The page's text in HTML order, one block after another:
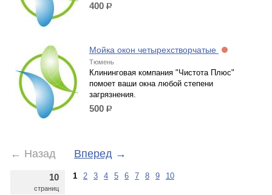
400 р.
Мойка окон четырехстворчатые
Тюмень
Клининговая компания "Чистота Плюс"
помоет ваши окна любой степени
загрязнения.
500 р.
← Назад Вперед →
10
страниц
1 2 3 4 5 6 7 8 9 10